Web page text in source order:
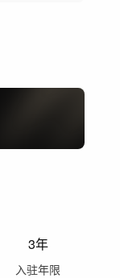
3年
入驻年限